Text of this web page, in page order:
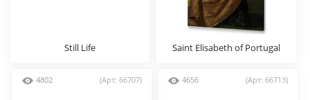
Still Life Saint Elisabeth of Portugal
4802 (Арт: 66707) 4656 (Арт: 66713)